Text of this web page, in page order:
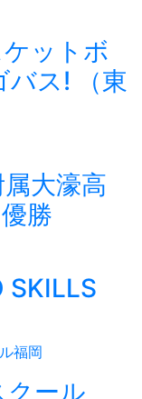
ットボ
バス! （東
大濠高
勝
SKILLS
福岡
クール